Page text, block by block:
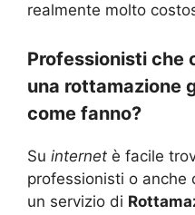
realmente molto
Professionisti che
una rottamazione
come fanno?
Su internet è facile
professionisti o
un servizio di